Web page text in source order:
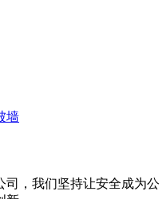
墙
司，我们坚持让安全成为公